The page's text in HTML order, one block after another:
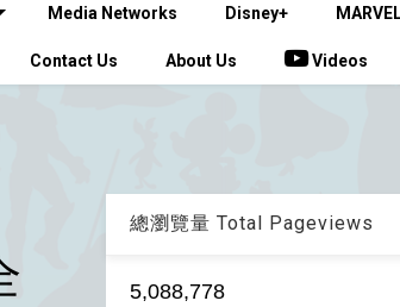
Media Networks Disney+
Contact Us About Us Videos
總瀏覽量 Total Pageviews
5,088,778